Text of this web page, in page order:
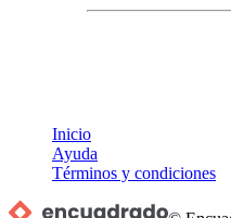
Inicio
Ayuda
Términos y condiciones